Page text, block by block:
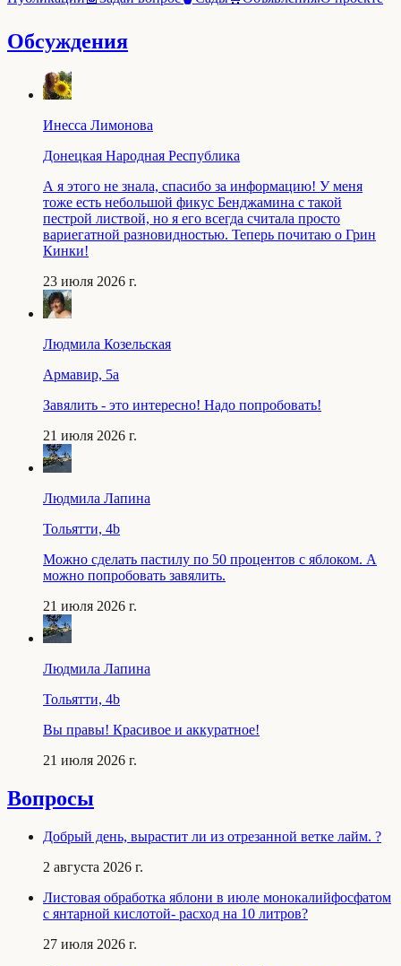
Обсуждения
Инесса Лимонова
Донецкая Народная Республика
А я этого не знала, спасибо за информацию! У меня
тоже есть небольшой фикус Бенджамина с такой
пестрой листвой, но я его всегда считала просто
вариегатной разновидностью. Теперь почитаю о Грин
Кинки!
23 июля 2026 г.
Людмила Козельская
Армавир, 5a
Завялить - это интересно! Надо попробовать!
21 июля 2026 г.
Людмила Лапина
Тольятти, 4b
Можно сделать пастилу по 50 процентов с яблоком. А
можно попробовать завялить.
21 июля 2026 г.
Людмила Лапина
Тольятти, 4b
Вы правы! Красивое и аккуратное!
21 июля 2026 г.
Вопросы
Добрый день, вырастит ли из отрезанной ветке лайм. ?
2 августа 2026 г.
Листовая обработка яблони в июле монокалийфосфатом
с янтарной кислотой- расход на 10 литров?
27 июля 2026 г.